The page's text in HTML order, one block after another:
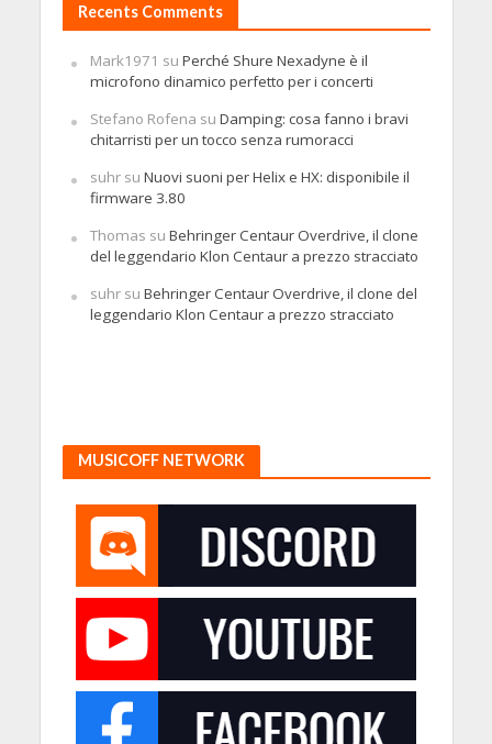
Recents Comments
Mark1971 su Perché Shure Nexadyne è il
microfono dinamico perfetto per i concerti
Stefano Rofena su Damping: cosa fanno i bravi
chitarristi per un tocco senza rumoracci
suhrsu Nuovi suoni per Helix e HX: disponibile il
firmware 3.80
Thomas su Behringer Centaur Overdrive, il clone
del leggendario Klon Centaur a prezzo stracciato
suhrsu Behringer Centaur Overdrive, il clone del
leggendario Klon Centaur a prezzo stracciato
MUSICOFF NETWORK